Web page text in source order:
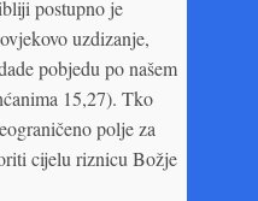
postupno je
uzdizanje,
pobjedu po našem
15,27). Tko
polje za
cijelu riznicu Božje